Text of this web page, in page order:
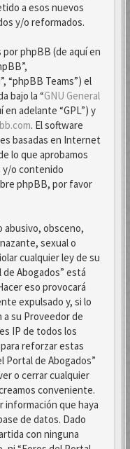
a esos nuevos
y/o reformados.
phpBB (de aquí en
“phpBB Teams”) el
bajo la “GNU General
en adelante “GPL”) y
. El software
basadas en Internet
lo que aprobamos
y/o contenido
phpBB, por favor
abusivo, obsceno,
sexual o
cualquier ley de su
Abogados” está
eso provocará
expulsado y, si lo
su Proveedor de
IP de todos los
reforzar estas
Portal de Abogados”
o cerrar cualquier
conveniente.
información que haya
de datos. Dado
con ninguna